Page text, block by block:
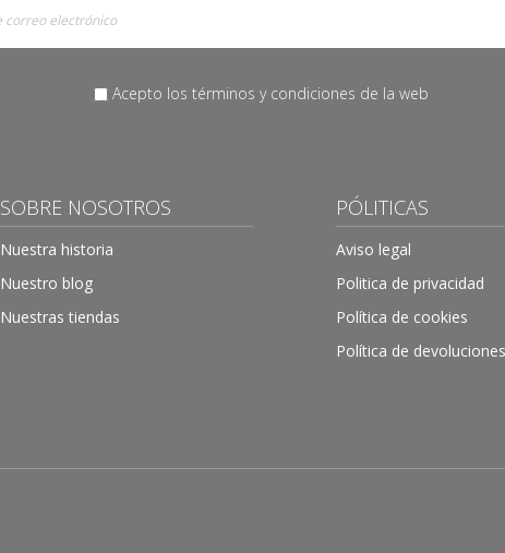
Acepto los términos y condiciones de la web
SOBRE NOSOTROS
Nuestra historia
Nuestro blog
Nuestras tiendas
PÓLITICAS
Aviso legal
Politica de privacidad
Política de cookies
Política de devoluciones